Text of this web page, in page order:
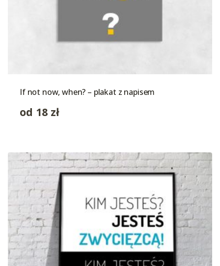
If not now, when? – plakat z napisem
od 18 zł